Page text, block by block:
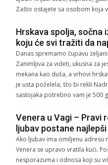
Zašto ostajete sa osobom koja
Hrskava spolja, sočna
koju će svi tražiti da
Danas spremamo čupavu
Zanimljiva za videti, ukusna za
mekana kao duša, a vrhovi
je usta poželela, što bi rekli
sastojaka potrebno vam je 500
Venera u Vagi – Pravi
ljubav postane
Ako ljubav ima omiljenu adresu
Venera se upravo vratila kući.
nesporazuma i odnosa koji su